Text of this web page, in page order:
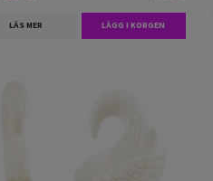
LÄS MER LÄGG I KORGEN